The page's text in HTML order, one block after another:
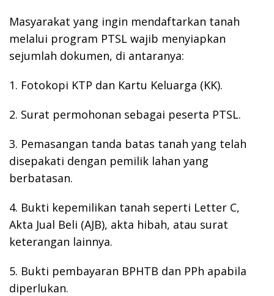
Masyarakat yang ingin mendaftarkan tanah
melalui program PTSL wajib menyiapkan
sejumlah dokumen, di antaranya:
1. Fotokopi KTP dan Kartu Keluarga (KK).
2. Surat permohonan sebagai peserta PTSL.
3. Pemasangan tanda batas tanah yang telah
disepakati dengan pemilik lahan yang
berbatasan.
4. Bukti kepemilikan tanah seperti Letter C,
Akta Jual Beli (AJB), akta hibah, atau surat
keterangan lainnya.
5. Bukti pembayaran BPHTB dan PPh apabila
diperlukan.